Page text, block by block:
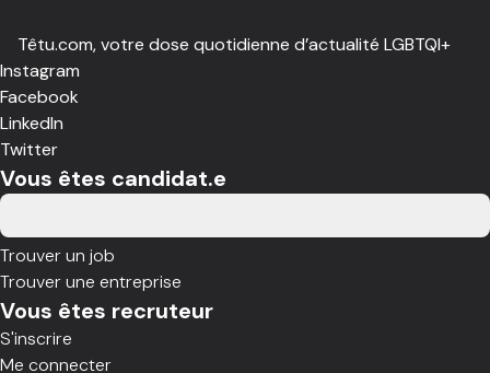
Têtu.com, votre dose quotidienne d’actualité LGBTQI+
Instagram
Facebook
LinkedIn
Twitter
Vous êtes candidat.e
Trouver un job
Trouver une entreprise
Vous êtes recruteur
S'inscrire
Me connecter